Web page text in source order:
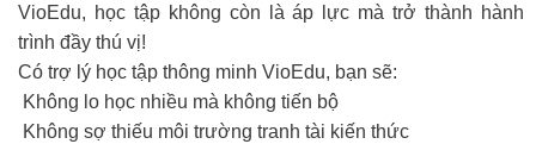
VioEdu, học tập không còn là áp lực mà trở thành hành
trình đầy thú vị!
Có trợ lý học tập thông minh VioEdu, bạn sẽ:
Không lo học nhiều mà không tiến bộ
Không sợ thiếu môi trường tranh tài kiến thức